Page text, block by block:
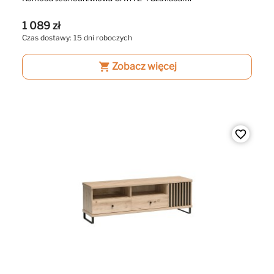
1 089 zł
Czas dostawy: 15 dni roboczych
shopping_cart Zobacz więcej
favorite_border